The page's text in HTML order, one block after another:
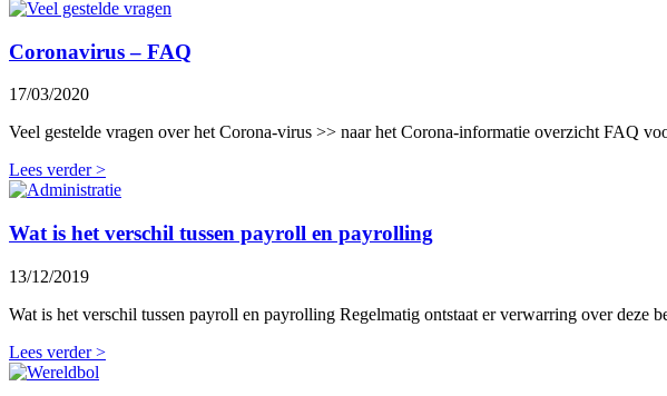
Coronavirus – FAQ
17/03/2020
Veel gestelde vragen over het Corona-virus >> naar het Corona-informatie overzicht FAQ
Lees verder >
Wat is het verschil tussen payroll en payrolling
13/12/2019
Wat is het verschil tussen payroll en payrolling Regelmatig ontstaat er verwarring over deze
Lees verder >